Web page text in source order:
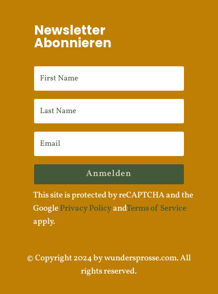
Newsletter
Abonnieren
Anmelden
This site is protected by reCAPTCHA and the
GooglePrivacy PolicyandTerms of Service
apply.
© Copyright 2024 by wundersprosse.com. All
rights reserved.